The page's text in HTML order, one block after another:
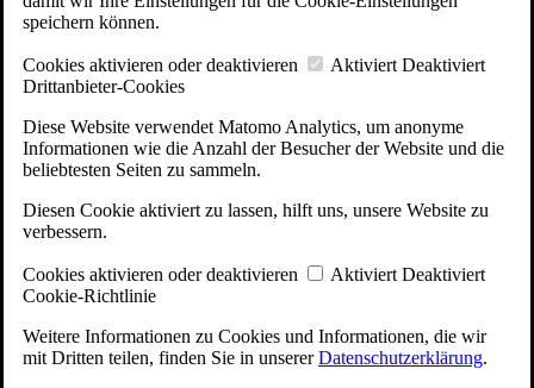
speichern können.
Cookies aktivieren oder deaktivieren Aktiviert Deaktiviert
Drittanbieter-Cookies
Diese Website verwendet Matomo Analytics, um anonyme
Informationen wie die Anzahl der Besucher der Website und die
beliebtesten Seiten zu sammeln.
Diesen Cookie aktiviert zu lassen, hilft uns, unsere Website zu
verbessern.
Cookies aktivieren oder deaktivieren Aktiviert Deaktiviert
Cookie-Richtlinie
Weitere Informationen zu Cookies und Informationen, die wir
mit Dritten teilen, finden Sie in unsererDatenschutzerklärung.